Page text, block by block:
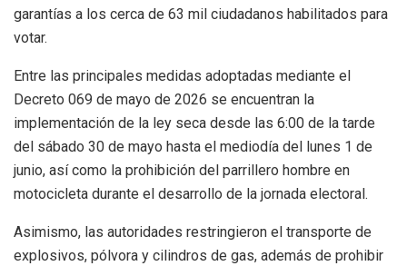
garantías a los cerca de 63 mil ciudadanos habilitados para
votar.
Entre las principales medidas adoptadas mediante el
Decreto 069 de mayo de 2026 se encuentran la
implementación de la ley seca desde las 6:00 de la tarde
del sábado 30 de mayo hasta el mediodía del lunes 1 de
junio, así como la prohibición del parrillero hombre en
motocicleta durante el desarrollo de la jornada electoral.
Asimismo, las autoridades restringieron el transporte de
explosivos, pólvora y cilindros de gas, además de prohibir